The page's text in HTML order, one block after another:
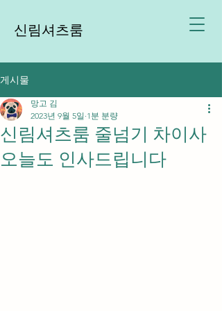
신림셔츠룸
게시물
신림셔츠룸 줄넘기 차이사
오늘도 인사드립니다
망고 김
2023년 9월 5일 1분 분량